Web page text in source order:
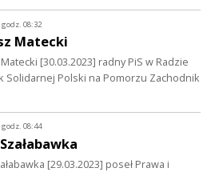
godz. 08:32
Matecki
[30.03.2023] radny PiS w Radzie
Solidarnej Polski na Pomorzu Zachodnik
godz. 08:44
[29.03.2023] poseł Prawa i